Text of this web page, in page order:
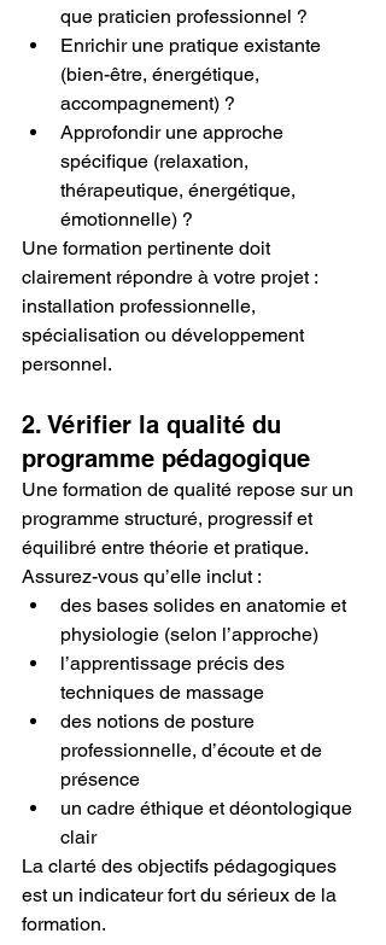
que praticien professionnel ?
Enrichir une pratique existante
(bien-être, énergétique,
accompagnement) ?
Approfondir une approche
spécifique (relaxation,
thérapeutique, énergétique,
émotionnelle) ?
Une formation pertinente doit
clairement répondre à votre projet :
installation professionnelle,
spécialisation ou développement
personnel.
2. Vérifier la qualité du
programme pédagogique
Une formation de qualité repose sur un
programme structuré, progressif et
équilibré entre théorie et pratique.
Assurez-vous qu’elle inclut :
des bases solides en anatomie et
physiologie (selon l’approche)
l’apprentissage précis des
techniques de massage
des notions de posture
professionnelle, d’écoute et de
présence
un cadre éthique et déontologique
clair
La clarté des objectifs pédagogiques
est un indicateur fort du sérieux de la
formation.